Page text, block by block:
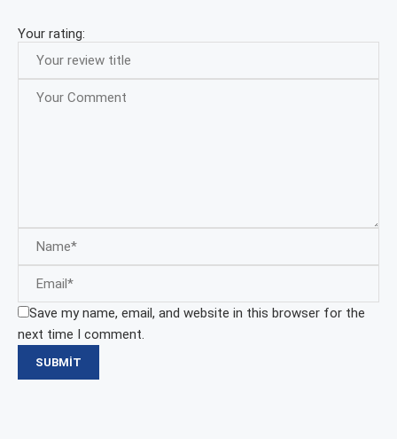
Your rating:
Save my name, email, and website in this browser for the
next time I comment.